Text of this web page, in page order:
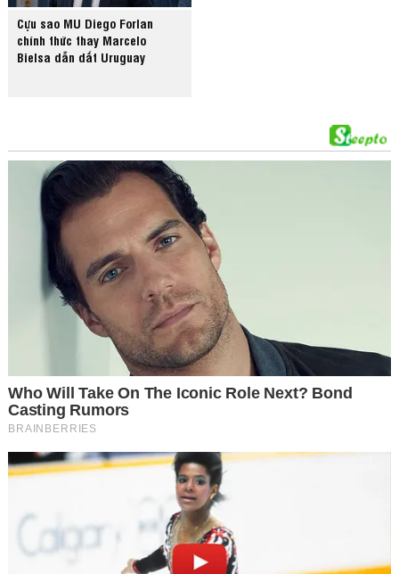
Cựu sao MU Diego Forlan
chính thức thay Marcelo
Bielsa dẫn dắt Uruguay